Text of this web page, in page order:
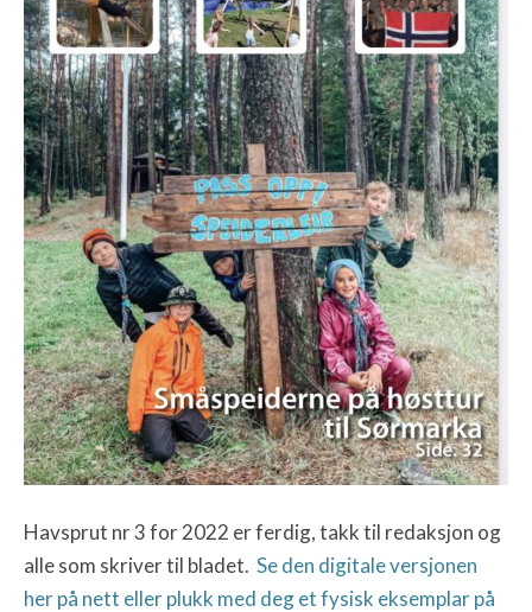
Havsprut nr 3 for 2022 er ferdig, takk til redaksjon og
alle som skriver til bladet. Se den digitale versjonen
her på nett eller plukk med deg et fysisk eksemplar på